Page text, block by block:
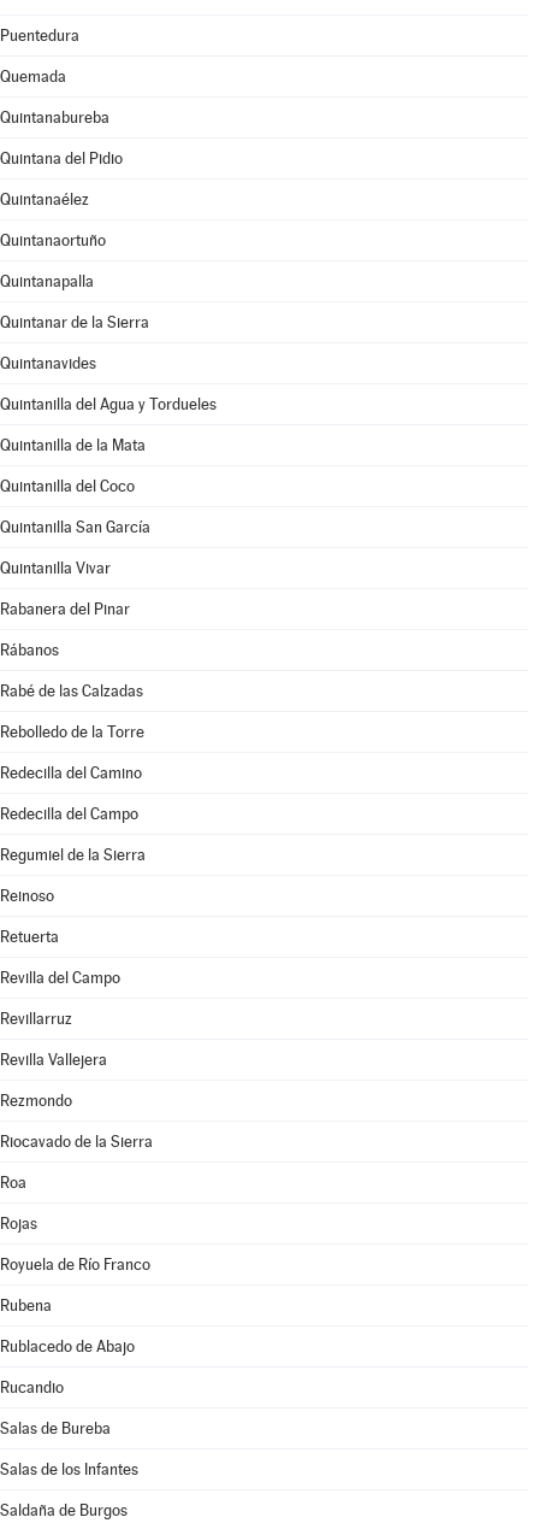
Puentedura
Quemada
Quintanabureba
Quintana del Pidio
Quintanaélez
Quintanaortuño
Quintanapalla
Quintanar de la Sierra
Quintanavides
Quintanilla del Agua y Tordueles
Quintanilla de la Mata
Quintanilla del Coco
Quintanilla San García
Quintanilla Vivar
Rabanera del Pinar
Rábanos
Rabé de las Calzadas
Rebolledo de la Torre
Redecilla del Camino
Redecilla del Campo
Regumiel de la Sierra
Reinoso
Retuerta
Revilla del Campo
Revillarruz
Revilla Vallejera
Rezmondo
Riocavado de la Sierra
Roa
Rojas
Royuela de Río Franco
Rubena
Rublacedo de Abajo
Rucandio
Salas de Bureba
Salas de los Infantes
Saldaña de Burgos